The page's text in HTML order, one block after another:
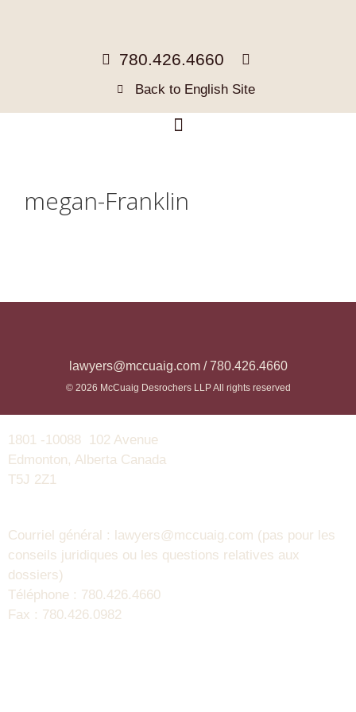
780.426.4660
Back to English Site
megan-Franklin
lawyers@mccuaig.com / 780.426.4660
© 2026 McCuaig Desrochers LLP All rights reserved
1801 -10088 102 Avenue
Edmonton, Alberta Canada
T5J 2Z1
Courriel général : lawyers@mccuaig.com (pas pour les
conseils juridiques ou les questions relatives aux
dossiers)
Téléphone : 780.426.4660
Fax : 780.426.0982